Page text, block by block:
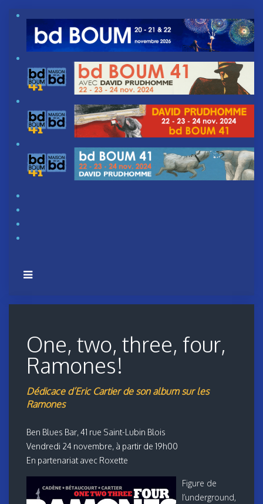
One, two, three, four,
Ramones!
Dédicace d’Eric Cartier de son album sur les
Ramones
Ben Blues Bar, 41 rue Saint-Lubin Blois
Vendredi 24 novembre, à partir de 19h00
En partenariat avec Roxette
Figure de
l’underground,